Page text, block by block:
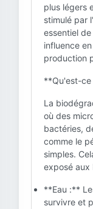
plus légers
stimulé par
essentiel
influence
production
**Qu'est-ce
La
où des
bactéries,
comme le
simples.
exposé aux
**Eau :**
survivre et